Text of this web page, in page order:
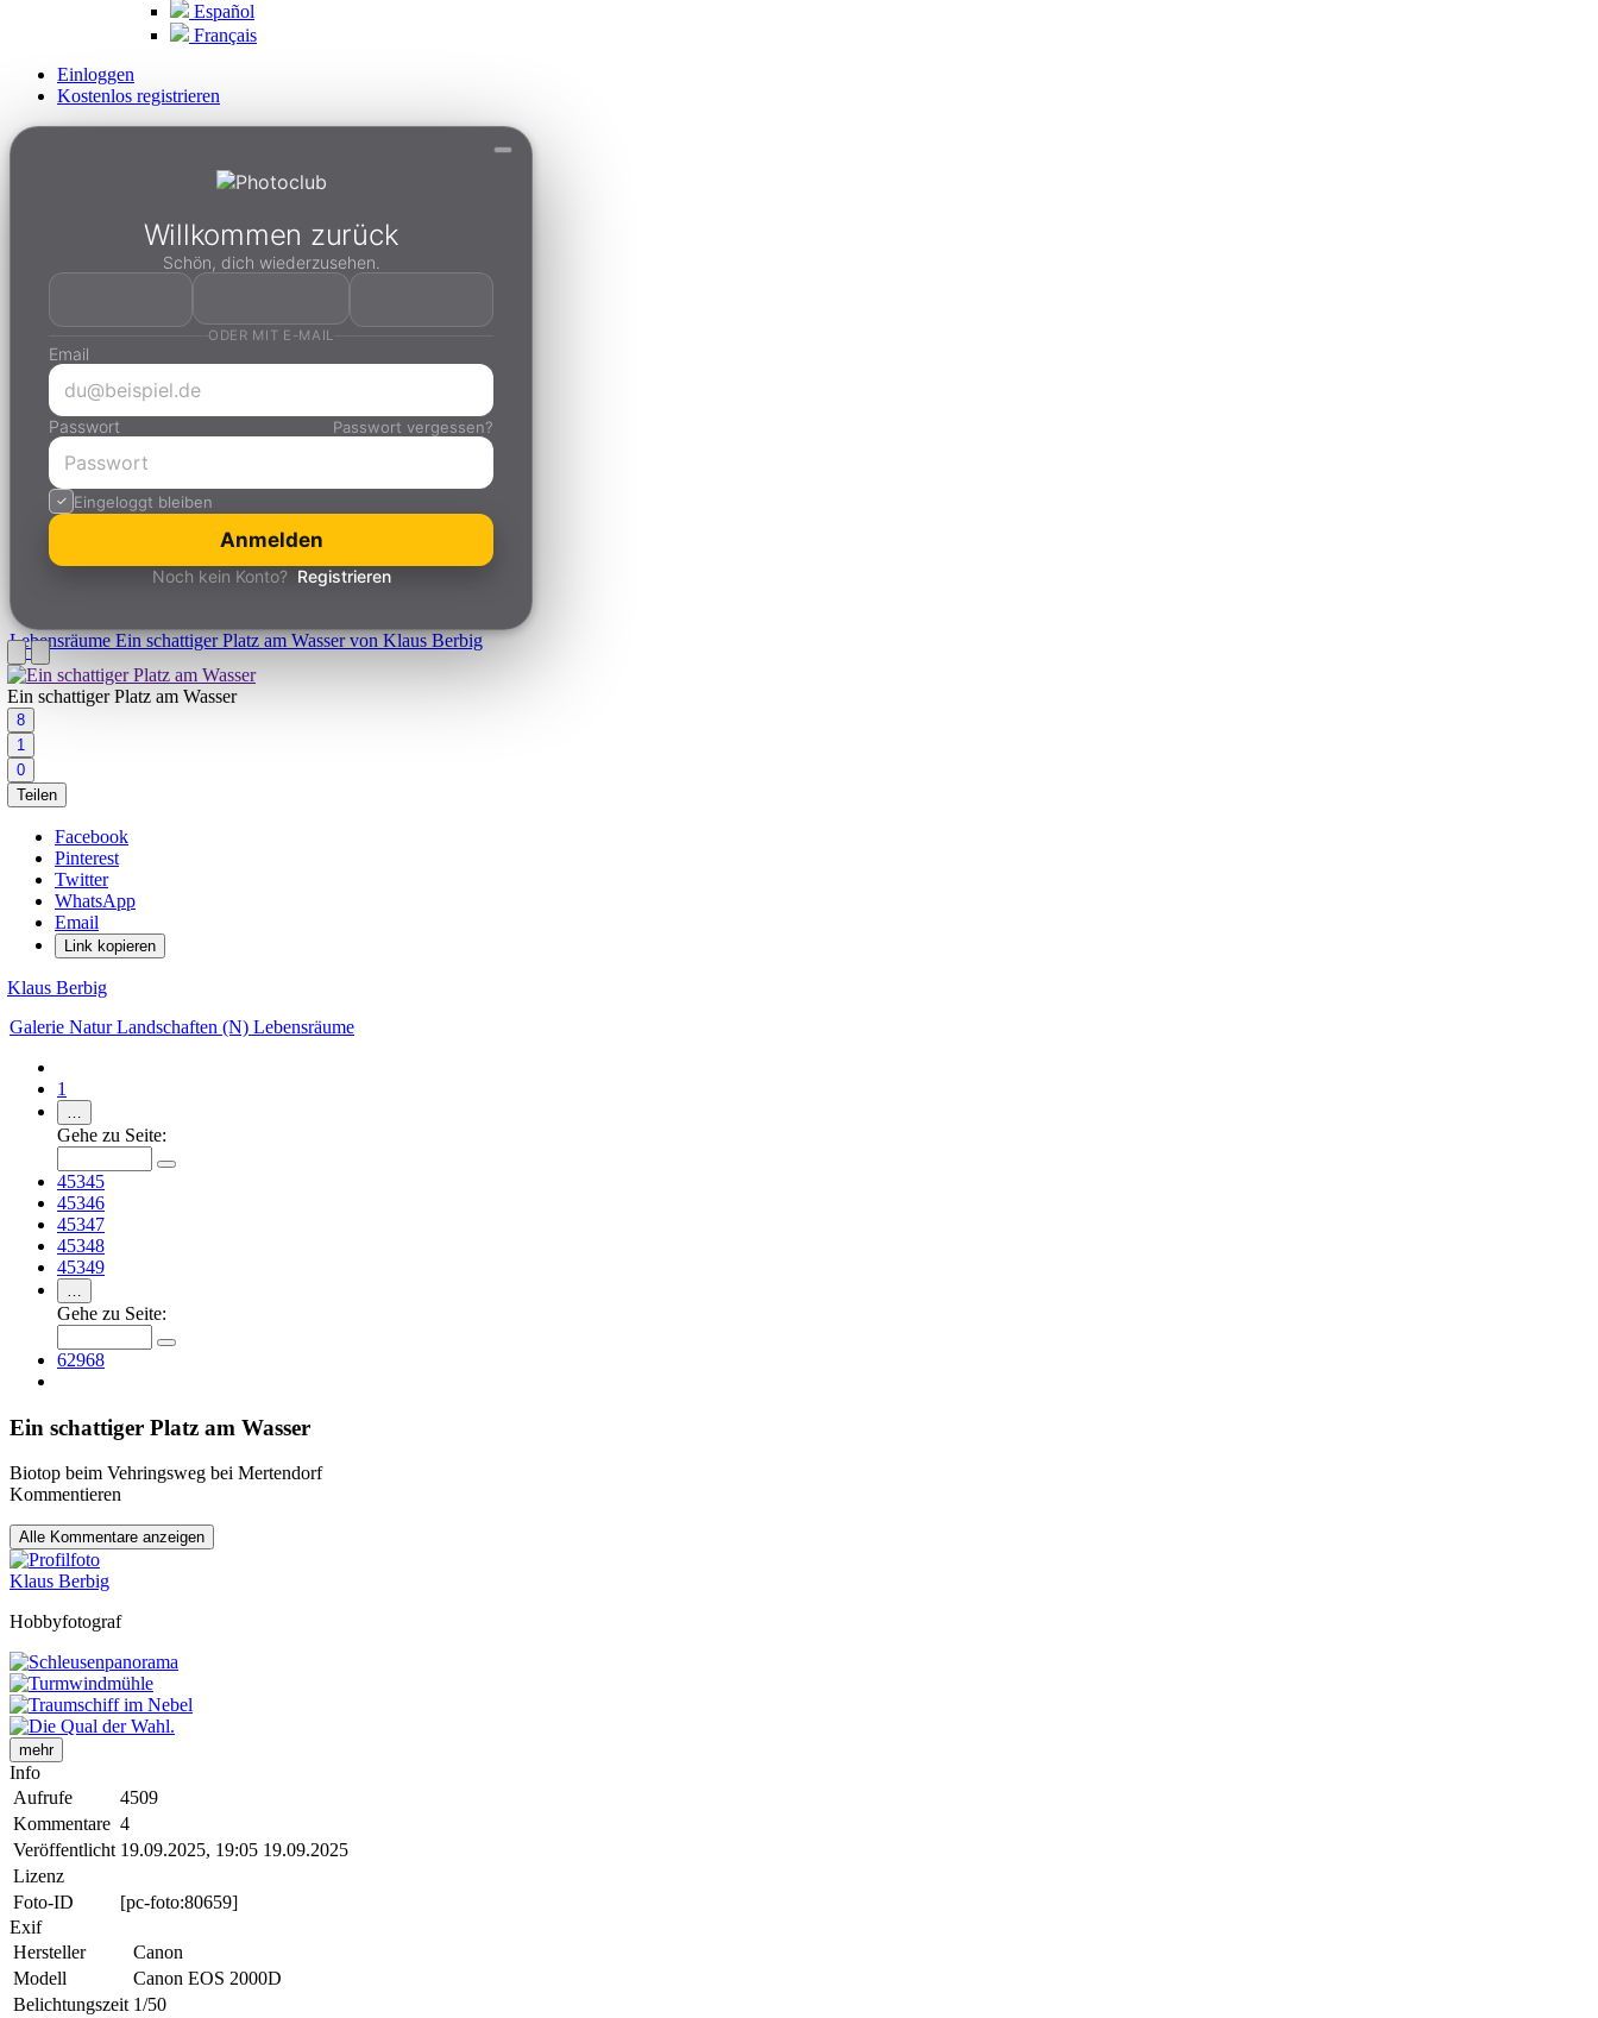
Español
Français
Einloggen
Kostenlos registrieren
Willkommen zurück
Schön, dich wiederzusehen.
ODER MIT E-MAIL
Email
Passwort Passwort vergessen?
Eingeloggt bleiben
Anmelden
Noch kein Konto? Registrieren
LebensräumeEin schattiger Platz am Wasser von Klaus Berbig
Ein schattiger Platz am Wasser
8
1
0
Teilen
Facebook
Pinterest
Twitter
WhatsApp
Email
Link kopieren
Klaus Berbig
Galerie NaturLandschaften (N) Lebensräume
1
…
Gehe zu Seite:
45345
45346
45347
45348
45349
…
Gehe zu Seite:
62968
Ein schattiger Platz am Wasser
Biotop beim Vehringsweg bei Mertendorf
Kommentieren
Alle Kommentare anzeigen
Klaus Berbig
Hobbyfotograf
mehr
Info
Aufrufe
4509
Kommentare 4
Veröffentlicht 19.09.2025, 19:05 19.09.2025
Lizenz
Foto-ID
[pc-foto:80659]
Exif
Hersteller
Canon
Modell
Canon EOS 2000D
Belichtungszeit 1/50